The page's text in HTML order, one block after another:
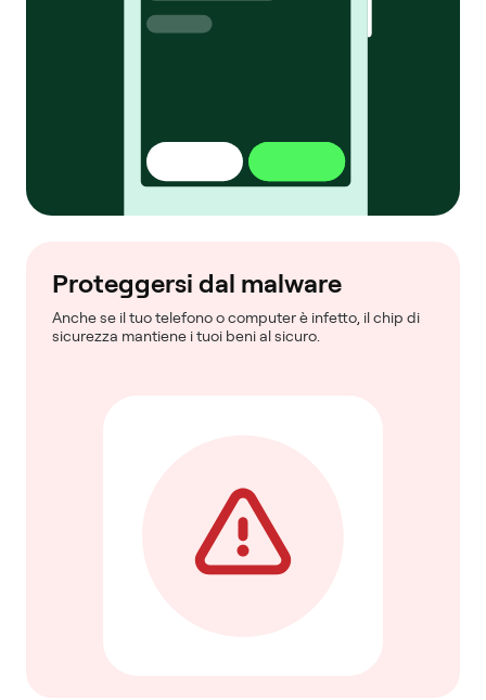
Proteggersi dal malware
Anche se il tuo telefono o computer è infetto, il chip di
sicurezza mantiene i tuoi beni al sicuro.